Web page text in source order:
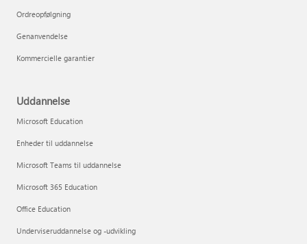
Ordreopfølgning
Genanvendelse
Kommercielle garantier
Uddannelse
Microsoft Education
Enheder til uddannelse
Microsoft Teams til uddannelse
Microsoft 365 Education
Office Education
Underviseruddannelse og -udvikling